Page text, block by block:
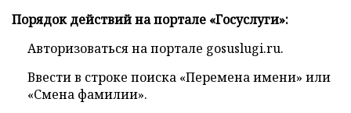
Порядок действий на портале «Госуслуги»:
Авторизоваться на портале gosuslugi.ru.
Ввести в строке поиска «Перемена имени» или
«Смена фамилии».